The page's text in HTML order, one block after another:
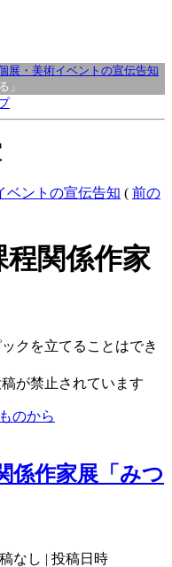
展・美術イベントの宣伝告知
」
ベントの宣伝告知 ( 前の
関係作家
クを立てることはでき
が禁止されています
のから
係作家展「みつ
なし | 投稿日時